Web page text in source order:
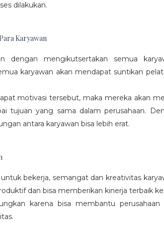
dilakukan.
Karyawan
dengan mengikutsertakan semua
karyawan akan mendapat suntikan
motivasi tersebut, maka mereka akan
tujuan yang sama dalam perusahaan.
antara karyawan bisa lebih erat.
bekerja, semangat dan kreativitas
dan bisa memberikan kinerja terbaik
karena bisa membantu